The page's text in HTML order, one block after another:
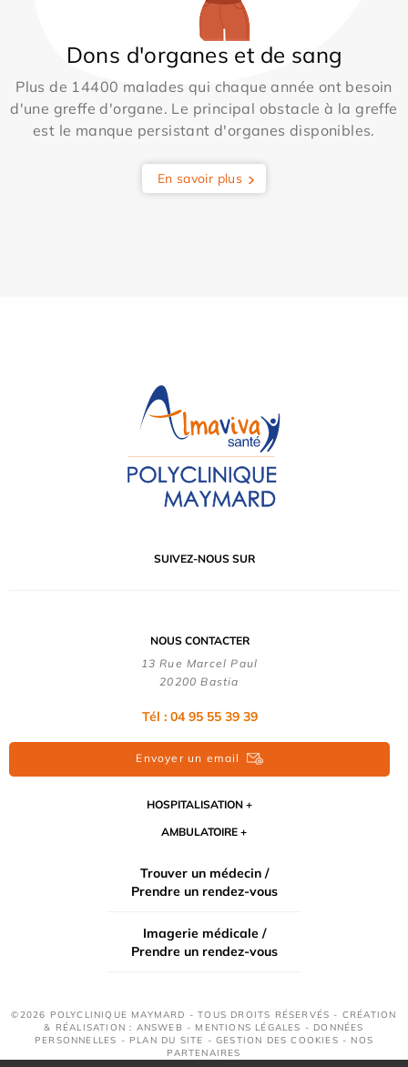
Dons d'organes et de sang
Plus de 14400 malades qui chaque année ont besoin
d'une greffe d'organe. Le principal obstacle à la greffe
est le manque persistant d'organes disponibles.
En savoir plus
SUIVEZ-NOUS SUR
NOUS CONTACTER
13 Rue Marcel Paul
20200 Bastia
Tél : 04 95 55 39 39
Envoyer un email
HOSPITALISATION
AMBULATOIRE
Trouver un médecin /
Prendre un rendez-vous
Imagerie médicale /
Prendre un rendez-vous
©2026 POLYCLINIQUE MAYMARD - TOUS DROITS RÉSERVÉS - CRÉATION
& RÉALISATION : ANSWEB - MENTIONS LÉGALES - DONNÉES
PERSONNELLES - PLAN DU SITE - GESTION DES COOKIES - NOS
PARTENAIRES